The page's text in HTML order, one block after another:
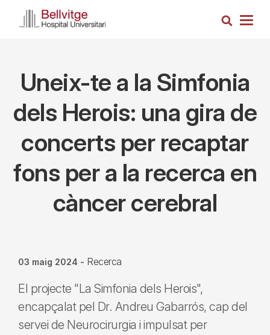
Cerca
Uneix-te a la Simfonia
dels Herois: una gira de
concerts per recaptar
fons per a la recerca en
càncer cerebral
03 maig 2024 - Recerca
El projecte "La Simfonia dels Herois",
encapçalat pel Dr. Andreu Gabarrós, cap del
servei de Neurocirurgia i impulsat per